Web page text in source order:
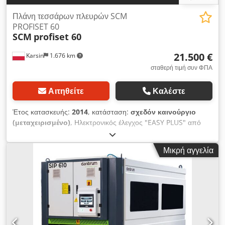
Karsin 1.676 km
Πλάνη τεσσάρων πλευρών SCM
PROFISET 60
SCM profiset 60
21.500 €
σταθερή τιμή συν ΦΠΑ
Αιτηθείτε Καλέστε
Έτος κατασκευής: 2014, κατάσταση: σχεδόν καινούργιο
(μεταχειρισμένο), Ηλεκτρονικός έλεγχος "EASY PLUS" από
τον πίνακα ελέγχου 2 άξονες: - Αυτόματος έλεγχος της
αριστερής κάθετης ατράκτου και της οριζόντιας θέσης της άνω
ατράκτου. - Επιλογή ταχύτητας τροφοδοσίας. - Έγχρωμη
οθόνη LCD 7" Ελάχιστο πλάτος εργασίας (τελικό μέγεθος) 25
mm Μέγιστο πλάτος εργασίας (τελικό μέγεθος) 230 mm
Dkjdpfxjh Nvt Uj Ai Uor Ελάχιστο ύψος εργασίας (τελικό
μέγεθος) 6 mm Μέγιστο ύψος εργασίας (τελικό μέγεθος) 120
mm Ελάχιστο μήκος μεμονωμένου τεμαχίου 450 mm
Μεταβλητός ρυθμός τροφοδοσίας ελεγχόμενος από
Μικρή αγγελία